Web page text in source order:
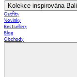
Kolekce inspirována Bali
Outfity
Novinky
Bestsellery
Blog
Obchody